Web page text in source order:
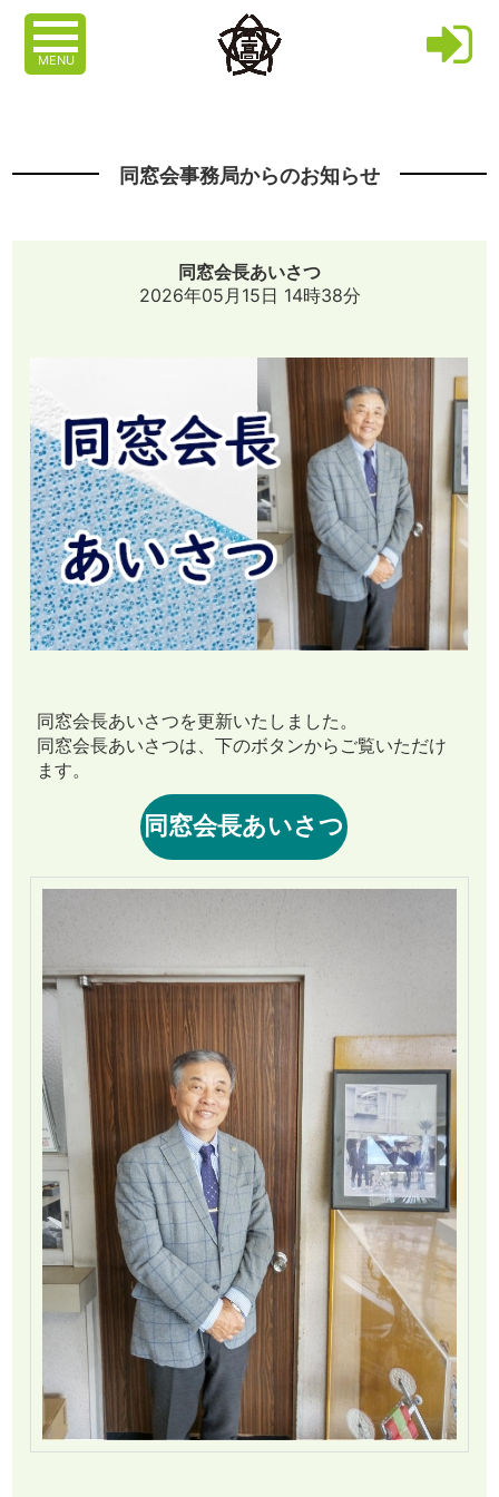
MENU
同窓会事務局からのお知らせ
同窓会長あいさつ
2026年05月15日 14時38分
同窓会長あいさつを更新いたしました。
同窓会長あいさつは、下のボタンからご覧いただけ
ます。
同窓会長あいさつ